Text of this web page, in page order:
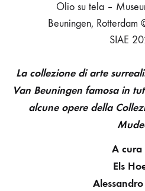
Olio su tela –
Beuningen,
SIAE
La collezione di arte
Van Beuningen famosa in
alcune opere della
A cura
Els